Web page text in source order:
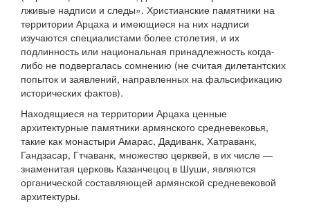
лживые надписи и следы». Христианские памятники на
территории Арцаха и имеющиеся на них надписи
изучаются специалистами более столетия, и их
подлинность или национальная принадлежность когда-
либо не подвергалась сомнению (не считая дилетантских
попыток и заявлений, направленных на фальсификацию
исторических фактов).
Находящиеся на территории Арцаха ценные
архитектурные памятники армянского средневековья,
такие как монастыри Амарас, Дадиванк, Хатраванк,
Гандзасар, Гтчаванк, множество церквей, в их числе —
знаменитая церковь Казанчецоц в Шуши, являются
органической составляющей армянской средневековой
архитектуры.